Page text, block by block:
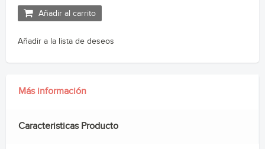
Añadir al carrito
Añadir a la lista de deseos
Más información
Caracteristicas Producto